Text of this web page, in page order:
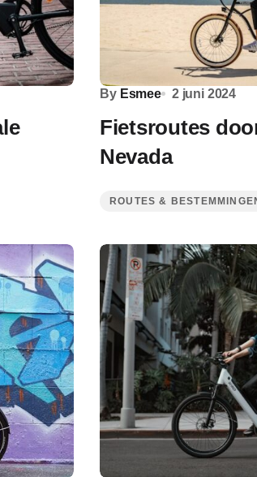
By Esmee 2 juni 2024
Fietsroutes
Nevada
ROUTES &